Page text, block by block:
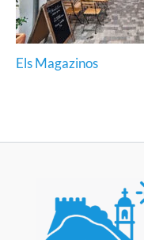
Els Magazinos